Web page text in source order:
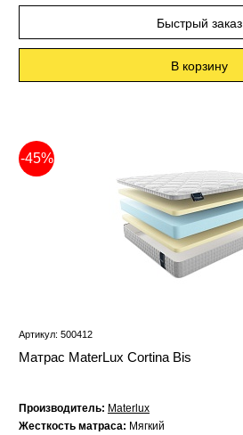
Быстрый заказ
В корзину
-45%
Артикул: 500412
Матрас MaterLux Cortina Bis
Производитель: Materlux
Жесткость матраса: Мягкий